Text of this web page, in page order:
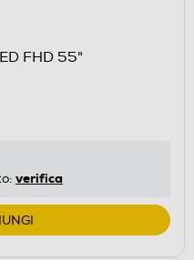
FHD 55"
verifica